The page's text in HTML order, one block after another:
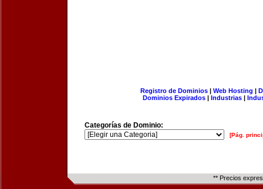
Registro de Dominios| Web Hosting |
Dominios Expirados | Industrias |
Categorías de Dominio:
[Pág.
** Precios